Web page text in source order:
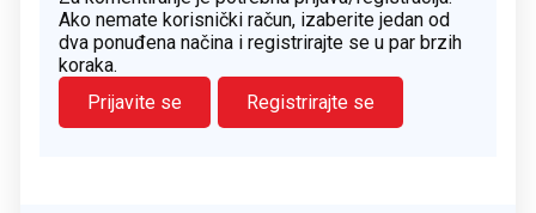
Ako nemate korisnički račun, izaberite jedan od
dva ponuđena načina i registrirajte se u par brzih
koraka.
Prijavite se
Registrirajte se